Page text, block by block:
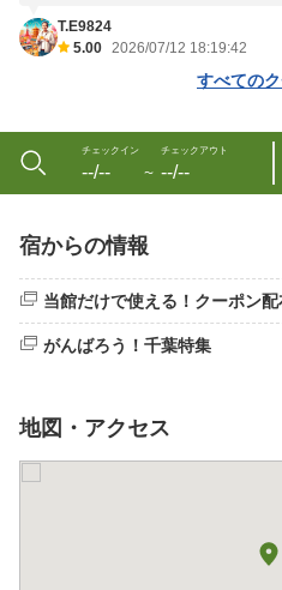
T.E9824
5.00 2026/07/12 18:19:42
すべての
チェックイン
--/-- 〜
チェックアウト
--/--
宿からの情報
当館だけで使える！クーポン配
がんばろう！千葉特集
地図・アクセス